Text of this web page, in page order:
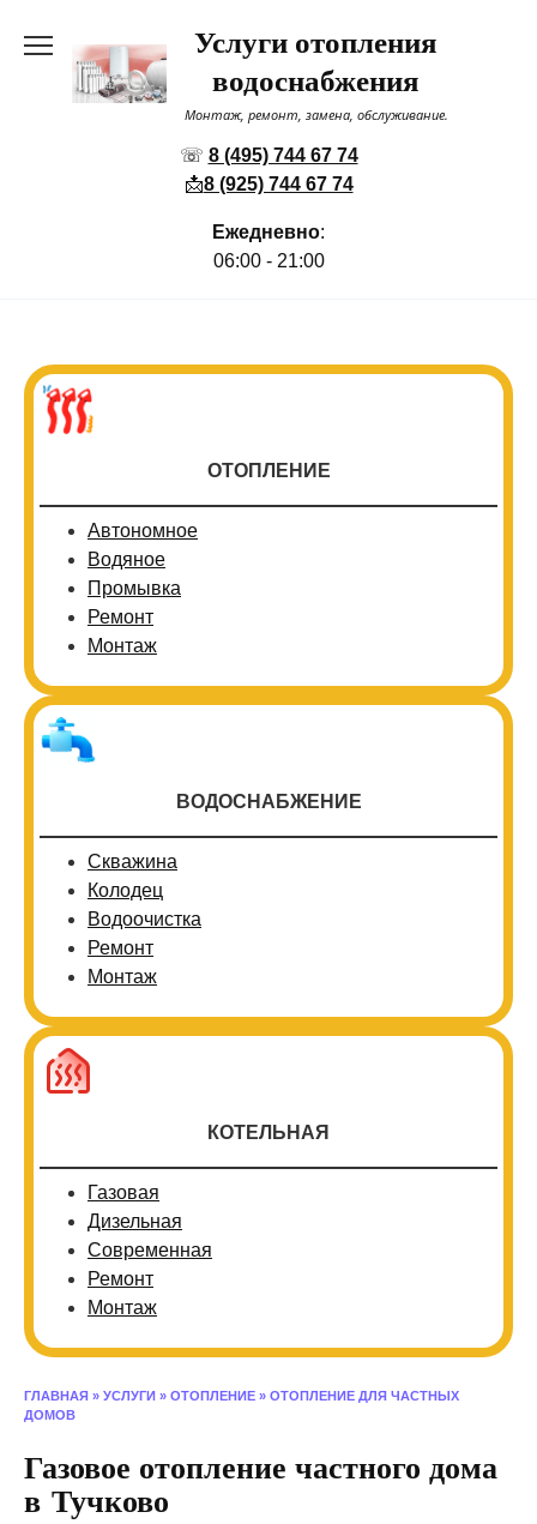
содержанию
Услуги отопления
водоснабжения
Монтаж, ремонт, замена, обслуживание.
☏ 8 (495) 744 67 74
📩8 (925) 744 67 74
Ежедневно:
06:00 - 21:00
ОТОПЛЕНИЕ
Автономное
Водяное
Промывка
Ремонт
Монтаж
ВОДОСНАБЖЕНИЕ
Скважина
Колодец
Водоочистка
Ремонт
Монтаж
КОТЕЛЬНАЯ
Газовая
Дизельная
Современная
Ремонт
Монтаж
ГЛАВНАЯ » УСЛУГИ » ОТОПЛЕНИЕ » ОТОПЛЕНИЕ ДЛЯ ЧАСТНЫХ
ДОМОВ
Газовое отопление частного дома
в Тучково